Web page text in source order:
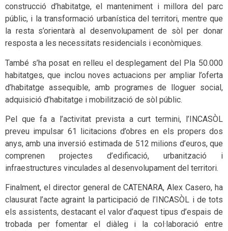
construcció d’habitatge, el manteniment i millora del parc
públic, i la transformació urbanística del territori, mentre que
la resta s’orientarà al desenvolupament de sòl per donar
resposta a les necessitats residencials i econòmiques.
També s’ha posat en relleu el desplegament del Pla 50.000
habitatges, que inclou noves actuacions per ampliar l’oferta
d’habitatge assequible, amb programes de lloguer social,
adquisició d’habitatge i mobilització de sòl públic.
Pel que fa a l’activitat prevista a curt termini, l’INCASÒL
preveu impulsar 61 licitacions d’obres en els propers dos
anys, amb una inversió estimada de 512 milions d’euros, que
comprenen projectes d’edificació, urbanització i
infraestructures vinculades al desenvolupament del territori.
Finalment, el director general de CATENARA, Alex Casero, ha
clausurat l’acte agraint la participació de l’INCASÒL i de tots
els assistents, destacant el valor d’aquest tipus d’espais de
trobada per fomentar el diàleg i la col·laboració entre